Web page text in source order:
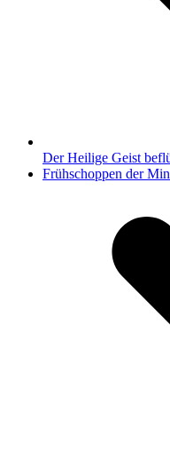
Der Heilige Geist
Nächster
Frühschoppen der